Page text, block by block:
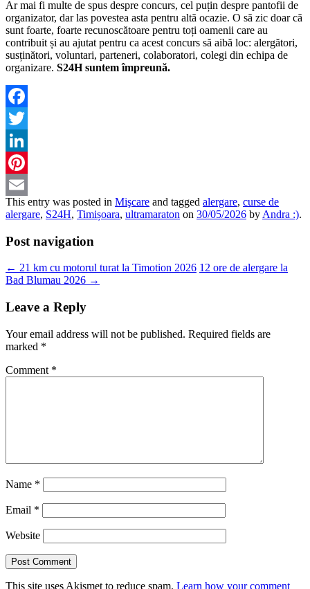
Ar mai fi multe de spus despre concurs, cel puțin despre pantofii de
organizator, dar las povestea asta pentru altă ocazie. O să zic doar că
sunt foarte, foarte recunoscătoare pentru toți oamenii care au
contribuit și au ajutat pentru ca acest concurs să aibă loc: alergători,
susținători, voluntari, parteneri, colaboratori, colegi din echipa de
organizare. S24H suntem împreună.
Facebook
Twitter
LinkedIn
Pinterest
Email
This entry was posted in Mişcare and tagged alergare, curse de
alergare, S24H, Timișoara, ultramaraton on 30/05/2026 by Andra :).
Post navigation
← 21 km cu motorul turat la Timotion 2026 12 ore de alergare la
Bad Blumau 2026 →
Leave a Reply
Your email address will not be published. Required fields are
marked *
Comment *
Name *
Email *
Website
This site uses Akismet to reduce spam. Learn how your comment